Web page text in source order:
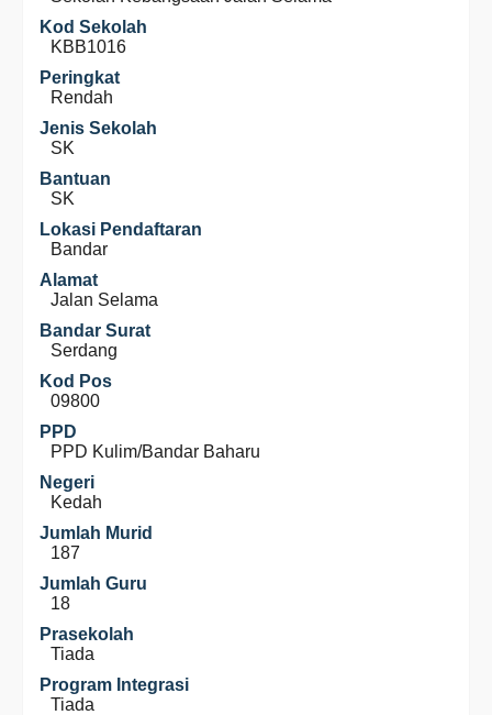
Kod Sekolah
KBB1016
Peringkat
Rendah
Jenis Sekolah
SK
Bantuan
SK
Lokasi Pendaftaran
Bandar
Alamat
Jalan Selama
Bandar Surat
Serdang
Kod Pos
09800
PPD
PPD Kulim/Bandar Baharu
Negeri
Kedah
Jumlah Murid
187
Jumlah Guru
18
Prasekolah
Tiada
Program Integrasi
Tiada